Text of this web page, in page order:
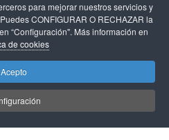
para mejorar nuestros servicios y
CONFIGURAR O RECHAZAR la
“Configuración". Más información en
de cookies
Acepto
y condiciones